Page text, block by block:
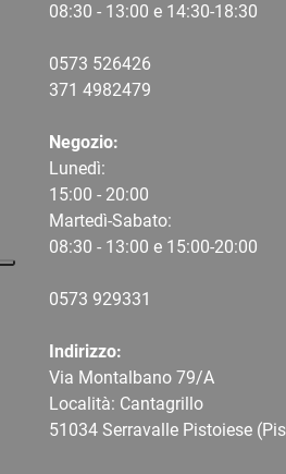
08:30 - 13:00 e 14:30-18:30
0573 526426
371 4982479
Negozio:
Lunedì:
15:00 - 20:00
Martedì-Sabato:
08:30 - 13:00 e 15:00-20:00
0573 929331
Indirizzo:
Via Montalbano 79/A
Località: Cantagrillo
51034 Serravalle Pistoiese